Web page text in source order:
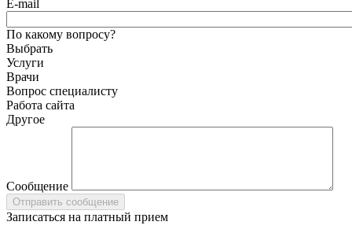
E-mail
По какому вопросу?
Выбрать
Услуги
Врачи
Вопрос специалисту
Работа сайта
Другое
Сообщение
Записаться на платный прием